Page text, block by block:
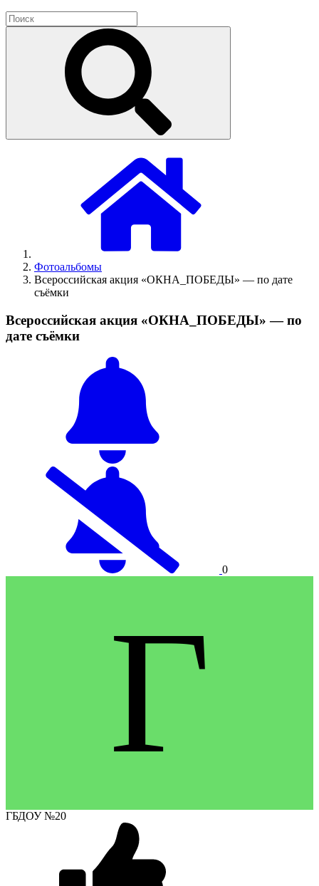
Фотоальбомы
Всероссийская акция «ОКНА_ПОБЕДЫ» — по дате
съёмки
Всероссийская акция «ОКНА_ПОБЕДЫ» — по
дате съёмки
0
Г
ГБДОУ №20